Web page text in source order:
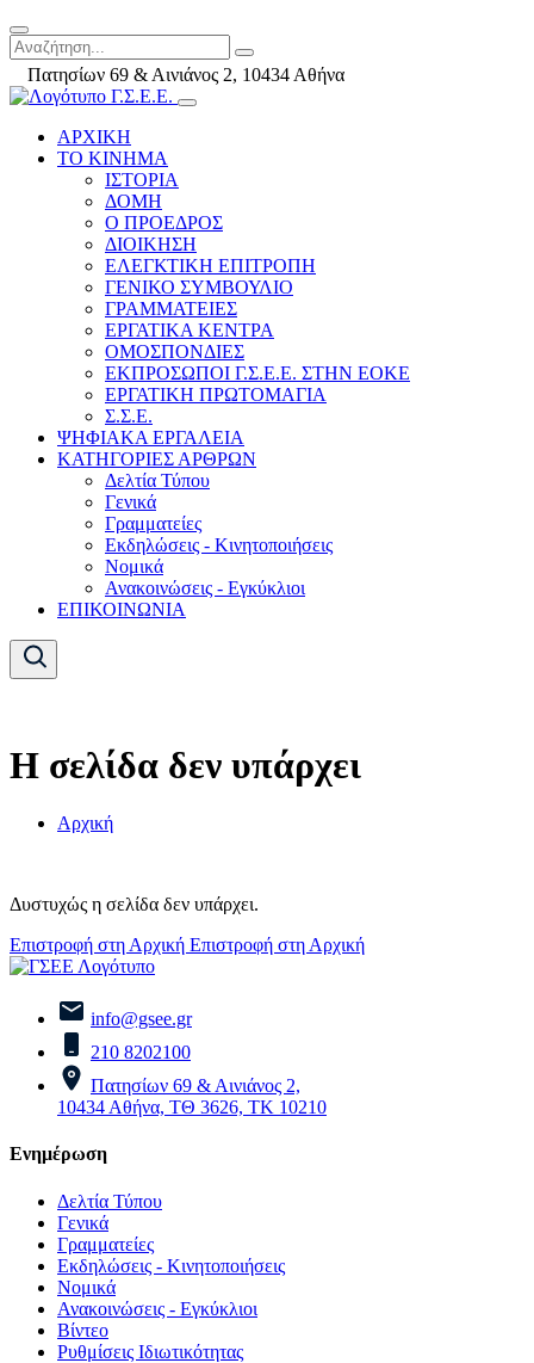
Πατησίων 69 & Αινιάνος 2, 10434 Αθήνα
ΑΡΧΙΚΗ
ΤΟ ΚΙΝΗΜΑ
ΙΣΤΟΡΙΑ
ΔΟΜΗ
Ο ΠΡΟΕΔΡΟΣ
ΔΙΟΙΚΗΣΗ
ΕΛΕΓΚΤΙΚΗ ΕΠΙΤΡΟΠΗ
ΓΕΝΙΚΟ ΣΥΜΒΟΥΛΙΟ
ΓΡΑΜΜΑΤΕΙΕΣ
ΕΡΓΑΤΙΚΑ ΚΕΝΤΡΑ
ΟΜΟΣΠΟΝΔΙΕΣ
ΕΚΠΡΟΣΩΠΟΙ Γ.Σ.Ε.Ε. ΣΤΗΝ ΕΟΚΕ
ΕΡΓΑΤΙΚΗ ΠΡΩΤΟΜΑΓΙΑ
Σ.Σ.Ε.
ΨΗΦΙΑΚΑ ΕΡΓΑΛΕΙΑ
ΚΑΤΗΓΟΡΙΕΣ ΑΡΘΡΩΝ
Δελτία Τύπου
Γενικά
Γραμματείες
Εκδηλώσεις - Κινητοποιήσεις
Νομικά
Ανακοινώσεις - Εγκύκλιοι
ΕΠΙΚΟΙΝΩΝΙΑ
Η σελίδα δεν υπάρχει
Αρχική
Δυστυχώς η σελίδα δεν υπάρχει.
Επιστροφή στη Αρχική Επιστροφή στη Αρχική
info@gsee.gr
210 8202100
Πατησίων 69 & Αινιάνος 2,
10434 Αθήνα, ΤΘ 3626, ΤΚ 10210
Ενημέρωση
Δελτία Τύπου
Γενικά
Γραμματείες
Εκδηλώσεις - Κινητοποιήσεις
Νομικά
Ανακοινώσεις - Εγκύκλιοι
Βίντεο
Ρυθμίσεις Ιδιωτικότητας